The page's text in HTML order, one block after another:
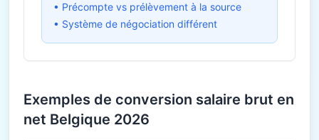
• Précompte vs prélèvement à la source
• Système de négociation différent
Exemples de conversion salaire brut en
net Belgique 2026